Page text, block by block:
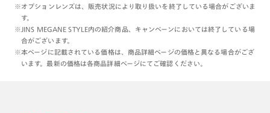
※オプションレンズは、販売状況により取り扱いを終了している場合がございま
す。
※JINS MEGANE STYLE内の紹介商品、キャンペーンにおいては終了している場
合がございます。
※本ページに記載されている価格は、商品詳細ページの価格と異なる場合がござ
います。最新の価格は各商品詳細ページにてご確認ください。